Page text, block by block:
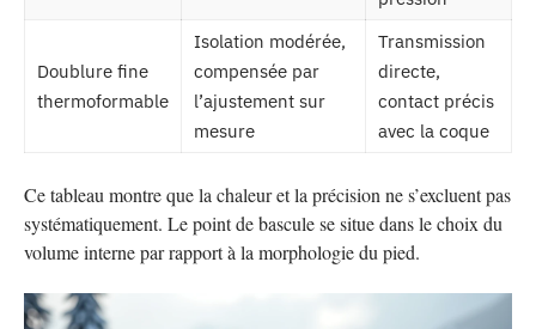
Doublure fine
thermoformable
Isolation modérée,
compensée par
l’ajustement sur
mesure
Transmission
directe,
contact précis
avec la coque
Ce tableau montre que la chaleur et la précision ne s’excluent pas
systématiquement. Le point de bascule se situe dans le choix du
volume interne par rapport à la morphologie du pied.